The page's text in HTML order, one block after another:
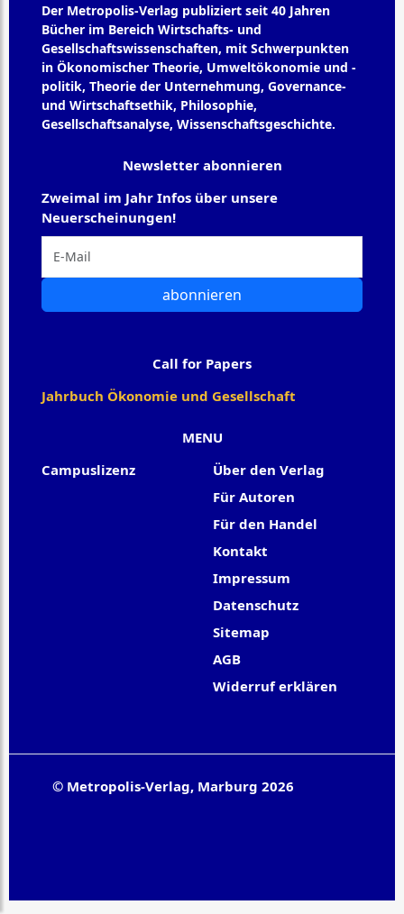
Der Metropolis-Verlag publiziert seit 40 Jahren
Bücher im Bereich Wirtschafts- und
Gesellschaftswissenschaften, mit Schwerpunkten
in Ökonomischer Theorie, Umweltökonomie und -
politik, Theorie der Unternehmung, Governance-
und Wirtschaftsethik, Philosophie,
Gesellschaftsanalyse, Wissenschaftsgeschichte.
MENU
Campuslizenz
Über den Verlag
Für Autoren
Für den Handel
Kontakt
Impressum
Datenschutz
Sitemap
AGB
Widerruf erklären
Newsletter abonnieren
Zweimal im Jahr Infos über unsere
Neuerscheinungen!
abonnieren
Call for Papers
Jahrbuch Ökonomie und Gesellschaft
© Metropolis-Verlag, Marburg 2026